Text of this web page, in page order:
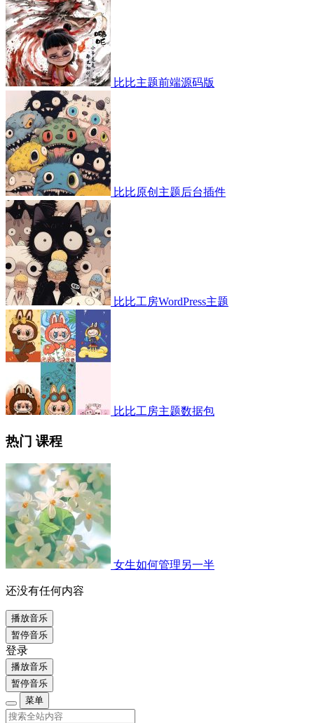
比比主题前端源码版
比比原创主题后台插件
比比工房WordPress主题
比比工房主题数据包
热门 课程
女生如何管理另一半
还没有任何内容
播放音乐
暂停音乐
登录
播放音乐
暂停音乐
菜单